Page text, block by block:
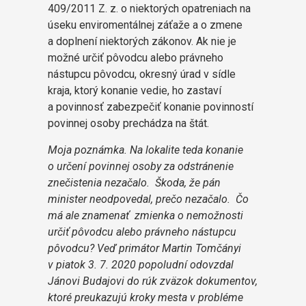
409/2011 Z. z. o niektorých opatreniach na
úseku enviromentálnej záťaže a o zmene
a doplnení niektorých zákonov. Ak nie je
možné určiť pôvodcu alebo právneho
nástupcu pôvodcu, okresný úrad v sídle
kraja, ktorý konanie vedie, ho zastaví
a povinnosť zabezpečiť konanie povinností
povinnej osoby prechádza na štát.
Moja poznámka. Na lokalite teda konanie
o určení povinnej osoby za odstránenie
znečistenia nezačalo. Škoda, že pán
minister neodpovedal, prečo nezačalo. Čo
má ale znamenať zmienka o nemožnosti
určiť pôvodcu alebo právneho nástupcu
pôvodcu? Veď primátor Martin Tomčányi
v piatok 3. 7. 2020 popoludní odovzdal
Jánovi Budajovi do rúk zväzok dokumentov,
ktoré preukazujú kroky mesta v probléme